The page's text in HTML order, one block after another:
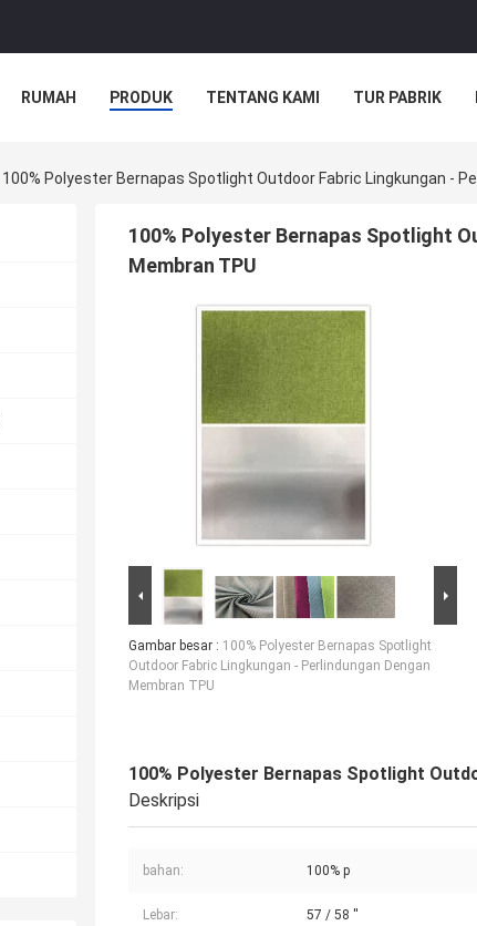
RUMAH PRODUK TENTANG KAMI TUR PABRIK
100% Polyester Bernapas Spotlight Outdoor Fabric Lingkungan -
100% Polyester Bernapas Spotlight
Membran TPU
Gambar besar : 100% Polyester Bernapas Spotlight
Outdoor Fabric Lingkungan - Perlindungan Dengan
Membran TPU
100% Polyester Bernapas Spotlight
Deskripsi
bahan: 100% p
Lebar: 57 / 58 ''